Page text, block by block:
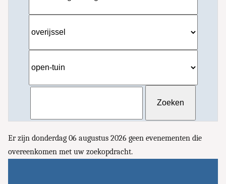
Er zijn donderdag 06 augustus 2026 geen evenementen die
overeenkomen met uw zoekopdracht.